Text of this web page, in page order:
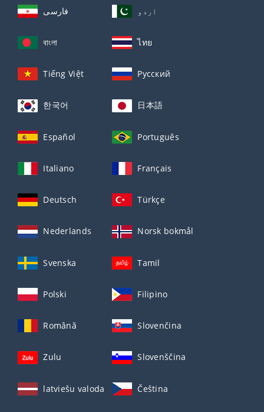
فارسی اردو
বাংলা ไทย
Tiếng Việt Русский
한국어 日本語
Español Português
Italiano Français
Deutsch Türkçe
Nederlands Norsk bokmål
Svenska Tamil
Polski Filipino
Română Slovenčina
Zulu Slovenščina
latviešu valoda Čeština